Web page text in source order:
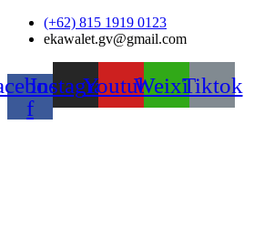
Skip
(+62) 815 1919 0123
ekawalet.gv@gmail.com
f
InstagramYoutubeWeixinTiktok